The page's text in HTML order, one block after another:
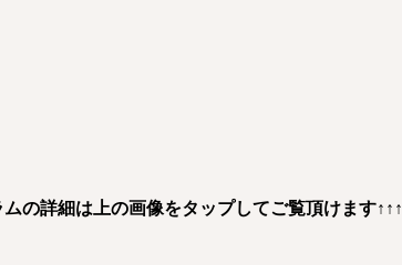
の詳細は上の画像をタップしてご覧頂けます↑↑↑